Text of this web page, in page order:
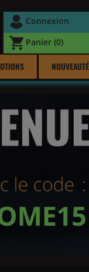
Connexion
Panier (0)